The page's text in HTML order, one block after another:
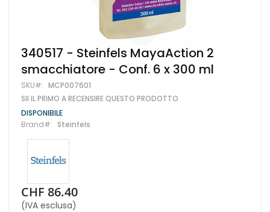
Vai
all'inizio
della
galleria
di
immagini
340517 - Steinfels MayaAction 2
smacchiatore - Conf. 6 x 300 ml
SKU MCP007601
SII IL PRIMO A RECENSIRE QUESTO PRODOTTO
DISPONIBILE
Brand
Steinfels
CHF 86.40
(IVA esclusa)